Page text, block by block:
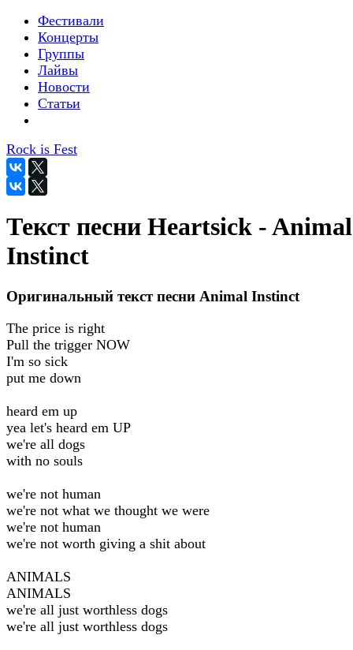
Фестивали
Концерты
Группы
Лайвы
Новости
Статьи
Rock is Fest
Текст песни Heartsick - Animal
Instinct
Оригинальный текст песни Animal Instinct
The price is right
Pull the trigger NOW
I'm so sick
put me down
heard em up
yea let's heard em UP
we're all dogs
with no souls
we're not human
we're not what we thought we were
we're not human
we're not worth giving a shit about
ANIMALS
ANIMALS
we're all just worthless dogs
we're all just worthless dogs